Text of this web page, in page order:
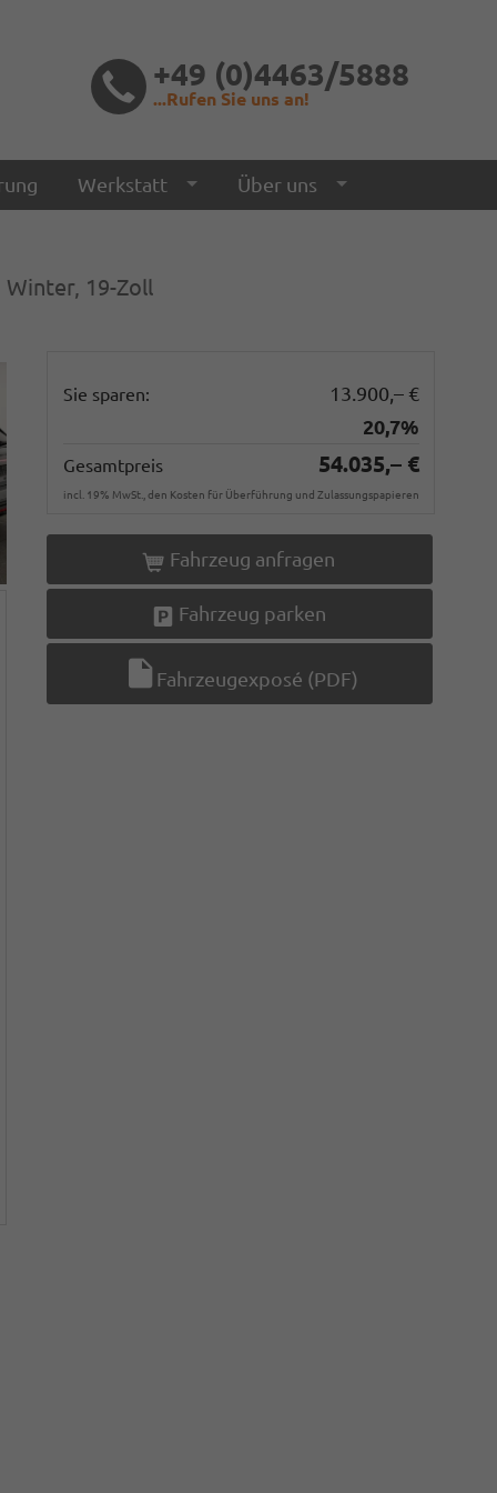
+49 (0)4463/5888
...Rufen Sie uns an!
Werkstatt Über uns
Winter, 19-Zoll
Sie sparen:
13.900,– €
20,7%
Gesamtpreis 54.035,– €
incl. 19% MwSt., den Kosten für Überführung und Zulassungspapieren
Fahrzeug anfragen
Fahrzeug parken
Fahrzeugexposé (PDF)